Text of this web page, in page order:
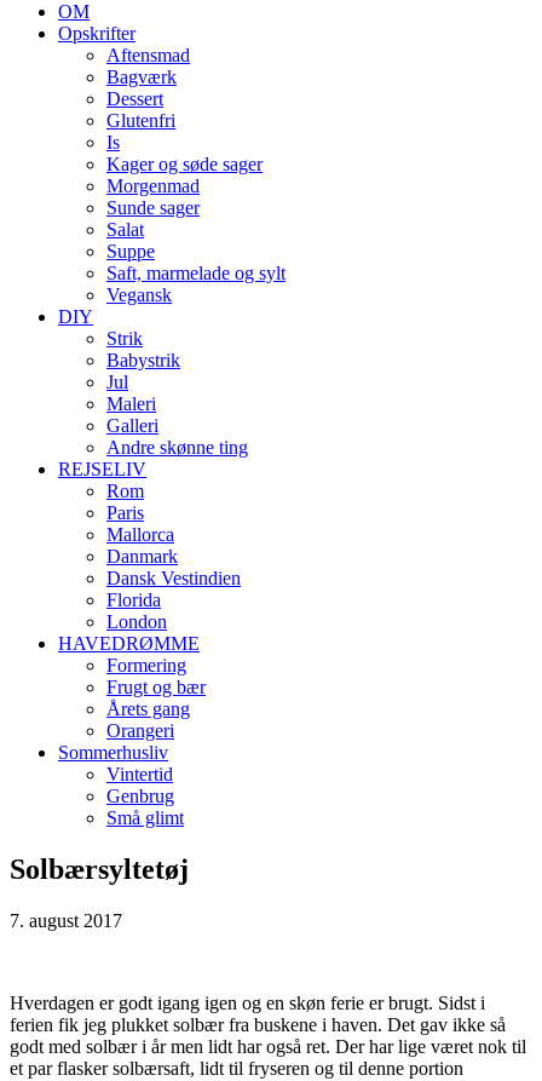
OM
Opskrifter
Aftensmad
Bagværk
Dessert
Glutenfri
Is
Kager og søde sager
Morgenmad
Sunde sager
Salat
Suppe
Saft, marmelade og sylt
Vegansk
DIY
Strik
Babystrik
Jul
Maleri
Galleri
Andre skønne ting
REJSELIV
Rom
Paris
Mallorca
Danmark
Dansk Vestindien
Florida
London
HAVEDRØMME
Formering
Frugt og bær
Årets gang
Orangeri
Sommerhusliv
Vintertid
Genbrug
Små glimt
Solbærsyltetøj
7. august 2017
Hverdagen er godt igang igen og en skøn ferie er brugt. Sidst i
ferien fik jeg plukket solbær fra buskene i haven. Det gav ikke så
godt med solbær i år men lidt har også ret. Der har lige været nok til
et par flasker solbærsaft, lidt til fryseren og til denne portion